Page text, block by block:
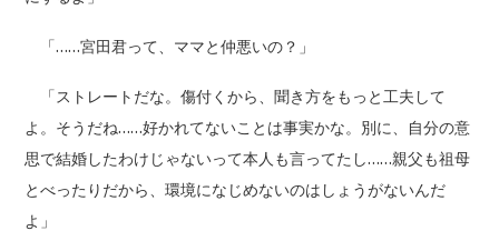
「……宮田君って、ママと仲悪いの？」
「ストレートだな。傷付くから、聞き方をもっと工夫して
よ。そうだね……好かれてないことは事実かな。別に、自分の意
思で結婚したわけじゃないって本人も言ってたし……親父も祖母
とべったりだから、環境になじめないのはしょうがないんだ
よ」